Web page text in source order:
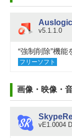
v5.1.1.0
“強制削除”機
フリーソフト
画像・映像・
vE1.0004